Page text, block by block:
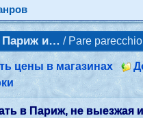
Париж и… / Pare
цены в магазинах
в Париж, не выезжая